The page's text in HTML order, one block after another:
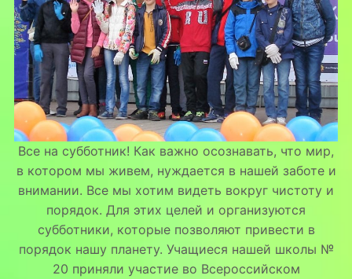
Все на субботник! Как важно осознавать, что мир,
в котором мы живем, нуждается в нашей заботе и
внимании. Все мы хотим видеть вокруг чистоту и
порядок. Для этих целей и организуются
субботники, которые позволяют привести в
порядок нашу планету. Учащиеся нашей школы №
20 приняли участие во Всероссийском